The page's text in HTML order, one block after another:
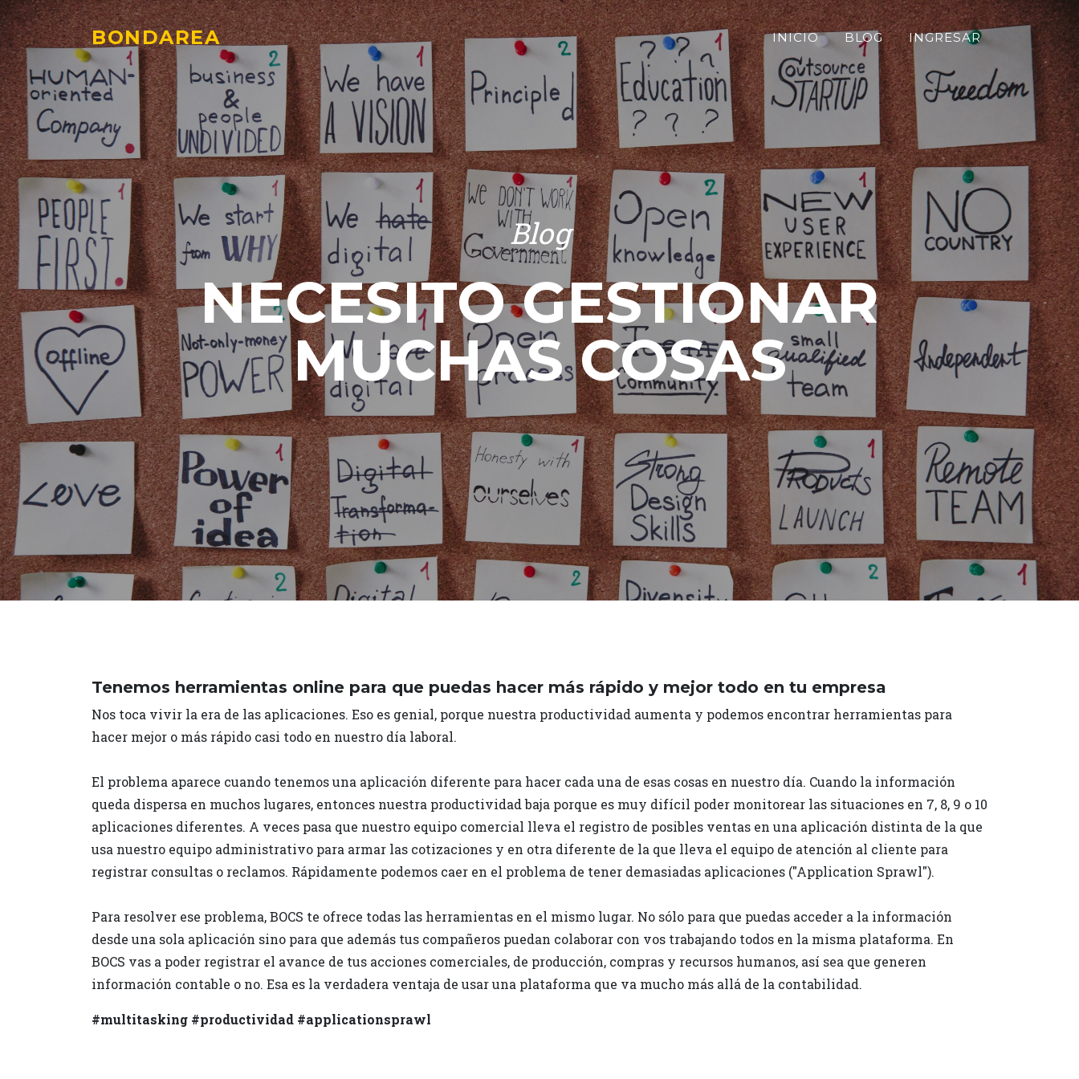
BONDAREA INICIO BLOG INGRESAR
Blog
NECESITO GESTIONAR
MUCHAS COSAS
Tenemos herramientas online para que puedas hacer más rápido y mejor todo en tu empresa
Nos toca vivir la era de las aplicaciones. Eso es genial, porque nuestra productividad aumenta y podemos encontrar herramientas para
hacer mejor o más rápido casi todo en nuestro día laboral.
El problema aparece cuando tenemos una aplicación diferente para hacer cada una de esas cosas en nuestro día. Cuando la información
queda dispersa en muchos lugares, entonces nuestra productividad baja porque es muy difícil poder monitorear las situaciones en 7, 8, 9 o 10
aplicaciones diferentes. A veces pasa que nuestro equipo comercial lleva el registro de posibles ventas en una aplicación distinta de la que
usa nuestro equipo administrativo para armar las cotizaciones y en otra diferente de la que lleva el equipo de atención al cliente para
registrar consultas o reclamos. Rápidamente podemos caer en el problema de tener demasiadas aplicaciones ("Application Sprawl").
Para resolver ese problema, BOCS te ofrece todas las herramientas en el mismo lugar. No sólo para que puedas acceder a la información
desde una sola aplicación sino para que además tus compañeros puedan colaborar con vos trabajando todos en la misma plataforma. En
BOCS vas a poder registrar el avance de tus acciones comerciales, de producción, compras y recursos humanos, así sea que generen
información contable o no. Esa es la verdadera ventaja de usar una plataforma que va mucho más allá de la contabilidad.
#multitasking #productividad #applicationsprawl